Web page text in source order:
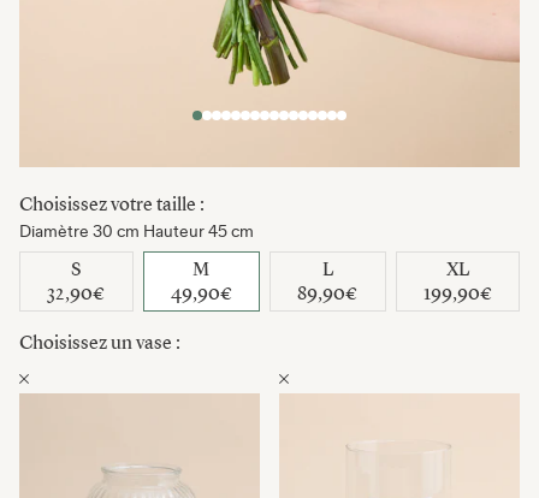
Choisissez votre taille :
Diamètre 30 cm Hauteur 45 cm
S
32,90€
M
49,90€
L
89,90€
XL
199,90€
Choisissez un vase :